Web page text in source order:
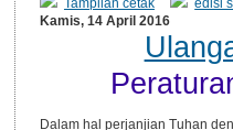
Tampilan cetak edisi
Kamis, 14 April 2016
Dalam hal perjanjian Tuhan